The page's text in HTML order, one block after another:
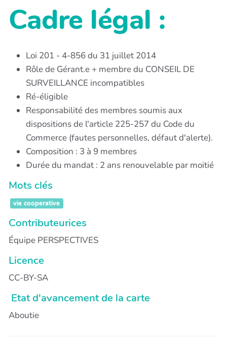
Cadre légal :
Loi 201 - 4-856 du 31 juillet 2014
Rôle de Gérant.e + membre du CONSEIL DE
SURVEILLANCE incompatibles
Ré-éligible
Responsabilité des membres soumis aux
dispositions de l'article 225-257 du Code du
Commerce (fautes personnelles, défaut d'alerte).
Composition : 3 à 9 membres
Durée du mandat : 2 ans renouvelable par moitié
Mots clés
vie cooperative
Contributeurices
Équipe PERSPECTIVES
Licence
CC-BY-SA
Etat d'avancement de la carte
Aboutie